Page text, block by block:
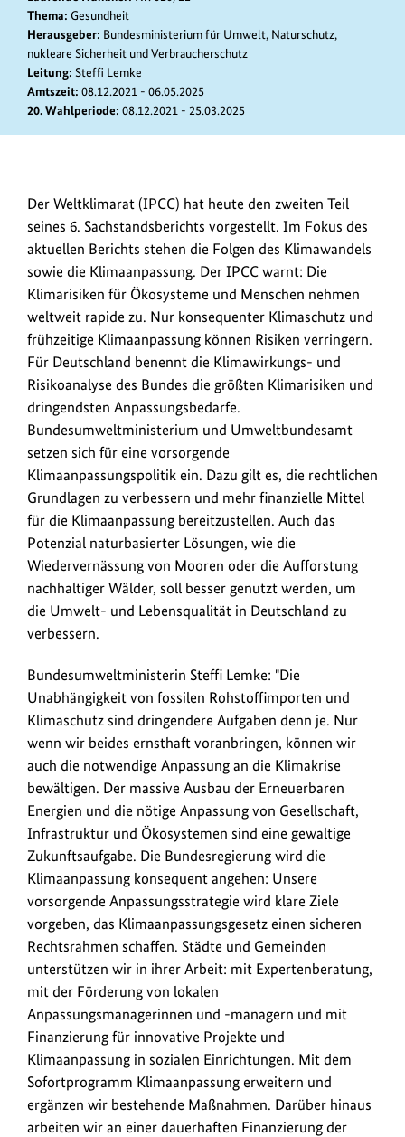
Thema: Gesundheit
Herausgeber: Bundesministerium für Umwelt, Naturschutz,
nukleare Sicherheit und Verbraucherschutz
Leitung: Steffi Lemke
Amtszeit: 08.12.2021 - 06.05.2025
20. Wahlperiode: 08.12.2021 - 25.03.2025
Im
Fokus
des
aktuellen
IPCC-
Berichts
stehen
die
Folgen
Klimawandels
sowie
die
Klimaanpassung.
Der
IPCC
warnt:
Die
Klimarisiken
für
Ökosysteme
Menschen
nehmen
weltweit
rapide
zu.
Der Weltklimarat (IPCC) hat heute den zweiten Teil
seines 6. Sachstandsberichts vorgestellt. Im Fokus des
aktuellen Berichts stehen die Folgen des Klimawandels
sowie die Klimaanpassung. Der IPCC warnt: Die
Klimarisiken für Ökosysteme und Menschen nehmen
weltweit rapide zu. Nur konsequenter Klimaschutz und
frühzeitige Klimaanpassung können Risiken verringern.
Für Deutschland benennt die Klimawirkungs- und
Risikoanalyse des Bundes die größten Klimarisiken und
dringendsten Anpassungsbedarfe.
Bundesumweltministerium und Umweltbundesamt
setzen sich für eine vorsorgende
Klimaanpassungspolitik ein. Dazu gilt es, die rechtlichen
Grundlagen zu verbessern und mehr finanzielle Mittel
für die Klimaanpassung bereitzustellen. Auch das
Potenzial naturbasierter Lösungen, wie die
Wiedervernässung von Mooren oder die Aufforstung
nachhaltiger Wälder, soll besser genutzt werden, um
die Umwelt- und Lebensqualität in Deutschland zu
verbessern.
Bundesumweltministerin Steffi Lemke: "Die
Unabhängigkeit von fossilen Rohstoffimporten und
Klimaschutz sind dringendere Aufgaben denn je. Nur
wenn wir beides ernsthaft voranbringen, können wir
auch die notwendige Anpassung an die Klimakrise
bewältigen. Der massive Ausbau der Erneuerbaren
Energien und die nötige Anpassung von Gesellschaft,
Infrastruktur und Ökosystemen sind eine gewaltige
Zukunftsaufgabe. Die Bundesregierung wird die
Klimaanpassung konsequent angehen: Unsere
vorsorgende Anpassungsstrategie wird klare Ziele
vorgeben, das Klimaanpassungsgesetz einen sicheren
Rechtsrahmen schaffen. Städte und Gemeinden
unterstützen wir in ihrer Arbeit: mit Expertenberatung,
mit der Förderung von lokalen
Anpassungsmanagerinnen und -managern und mit
Finanzierung für innovative Projekte und
Klimaanpassung in sozialen Einrichtungen. Mit dem
Sofortprogramm Klimaanpassung erweitern und
ergänzen wir bestehende Maßnahmen. Darüber hinaus
arbeiten wir an einer dauerhaften Finanzierung der